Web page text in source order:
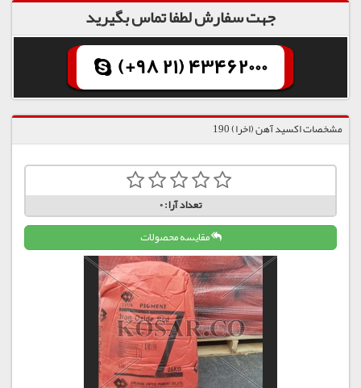
جهت سفارش لطفا تماس بگیرید
(+98 21) 43462000
مشخصات اکسید آهن (اخرا) 190
تعداد آرا:0
مقایسه محصولات